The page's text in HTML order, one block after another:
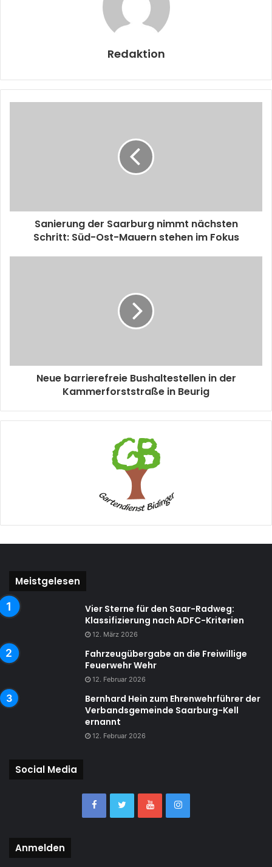
Redaktion
Sanierung der Saarburg nimmt nächsten
Schritt: Süd-Ost-Mauern stehen im Fokus
Neue barrierefreie Bushaltestellen in der
Kammerforststraße in Beurig
Meistgelesen
Vier Sterne für den Saar-Radweg:
Klassifizierung nach ADFC-Kriterien
12. März 2026
Fahrzeugübergabe an die Freiwillige
Feuerwehr Wehr
12. Februar 2026
Bernhard Hein zum Ehrenwehrführer der
Verbandsgemeinde Saarburg-Kell
ernannt
12. Februar 2026
Social Media
Anmelden